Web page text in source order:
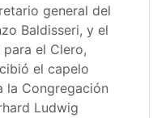
general del
Baldisseri, y el
el Clero,
el capelo
la Congregación
Ludwig